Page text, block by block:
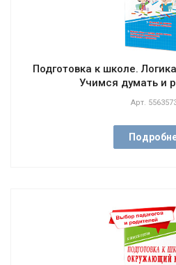
Подготовка к школе.
Учимся думать и
Арт.